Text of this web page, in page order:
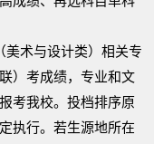
美术与设计类）相关专
）考成绩，专业和文
考我校。投档排序原
执行。若生源地所在